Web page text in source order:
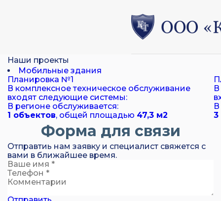
Наши проекты
Мобильные здания
Планировка №1
В комплексное техническое обслуживание
входят следующие системы:
В регионе обслуживается:
1 объектов, общей площадью 47,3 м2
В
3
Форма для связи
Отправтиь нам заявку и специалист свяжется с
вами в ближайшее время.